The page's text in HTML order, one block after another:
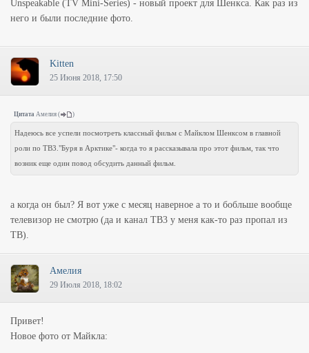
Unspeakable (TV Mini-Series) - новый проект для Шенкса. Как раз из
него и были последние фото.
Kitten
25 Июня 2018, 17:50
Цитата Амелия ( )
Надеюсь все успели посмотреть классный фильм с Майклом Шенксом в главной
роли по ТВ3."Буря в Арктике"- когда то я рассказывала про этот фильм, так что
возник еще один повод обсудить данный фильм.
а когда он был? Я вот уже с месяц наверное а то и бобльше вообще
телевизор не смотрю (да и канал ТВ3 у меня как-то раз пропал из
ТВ).
Амелия
29 Июля 2018, 18:02
Привет!
Новое фото от Майкла: